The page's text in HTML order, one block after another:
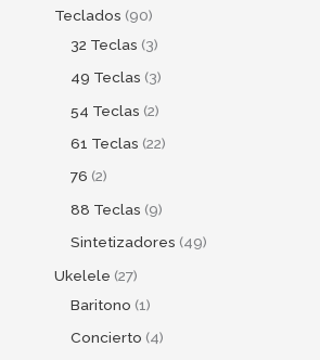
Teclados 90
32 Teclas 3
49 Teclas 3
54 Teclas 2
61 Teclas 22
76 2
88 Teclas 9
Sintetizadores 49
Ukelele 27
Baritono 1
Concierto 4